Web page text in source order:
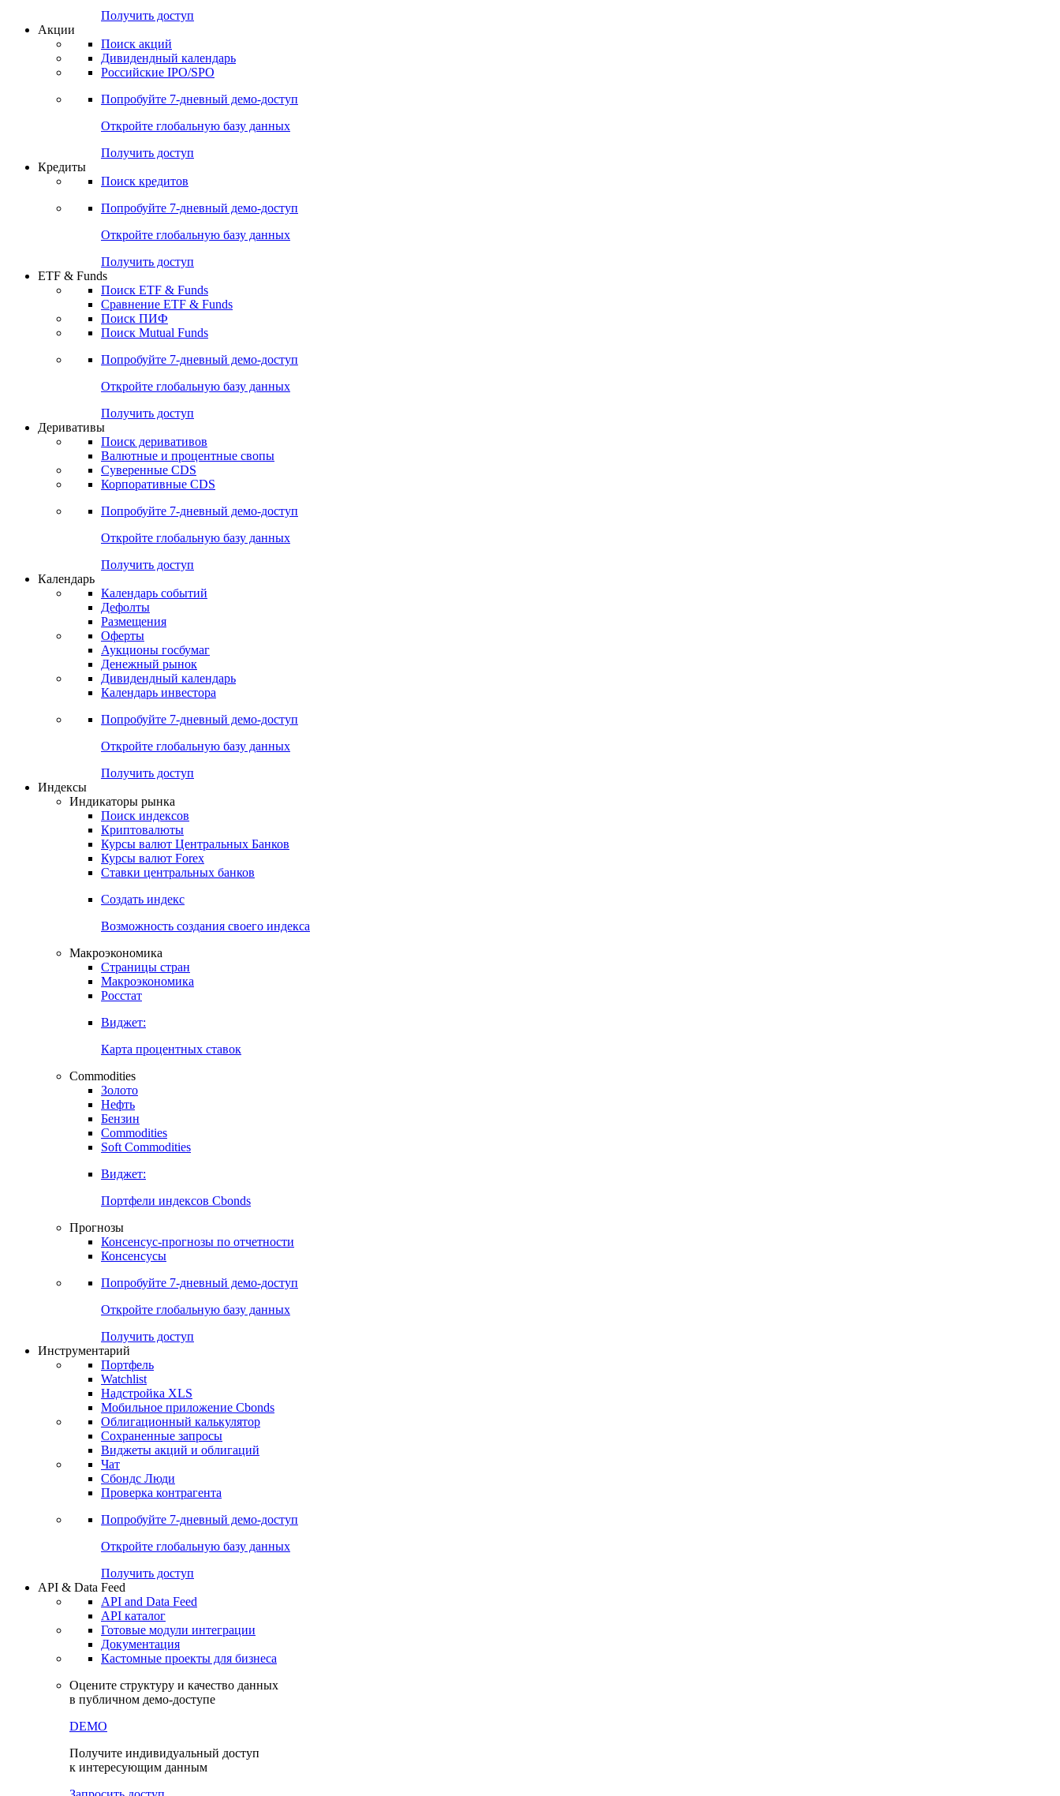
Получить доступ
Акции
Поиск акций
Дивидендный календарь
Российские IPO/SPO
Попробуйте 7-дневный демо-доступ
Откройте глобальную базу данных
Получить доступ
Кредиты
Поиск кредитов
Попробуйте 7-дневный демо-доступ
Откройте глобальную базу данных
Получить доступ
ETF & Funds
Поиск ETF & Funds
Сравнение ETF & Funds
Поиск ПИФ
Поиск Mutual Funds
Попробуйте 7-дневный демо-доступ
Откройте глобальную базу данных
Получить доступ
Деривативы
Поиск деривативов
Валютные и процентные свопы
Суверенные CDS
Корпоративные CDS
Попробуйте 7-дневный демо-доступ
Откройте глобальную базу данных
Получить доступ
Календарь
Календарь событий
Дефолты
Размещения
Оферты
Аукционы госбумаг
Денежный рынок
Дивидендный календарь
Календарь инвестора
Попробуйте 7-дневный демо-доступ
Откройте глобальную базу данных
Получить доступ
Индексы
Индикаторы рынка
Поиск индексов
Криптовалюты
Курсы валют Центральных Банков
Курсы валют Forex
Ставки центральных банков
Создать индекс
Возможность создания своего индекса
Макроэкономика
Страницы стран
Макроэкономика
Росстат
Виджет:
Карта процентных ставок
Commodities
Золото
Нефть
Бензин
Commodities
Soft Commodities
Виджет:
Портфели индексов Cbonds
Прогнозы
Консенсус-прогнозы по отчетности
Консенсусы
Попробуйте 7-дневный демо-доступ
Откройте глобальную базу данных
Получить доступ
Инструментарий
Портфель
Watchlist
Надстройка XLS
Мобильное приложение Cbonds
Облигационный калькулятор
Сохраненные запросы
Виджеты акций и облигаций
Чат
Сбондс Люди
Проверка контрагента
Попробуйте 7-дневный демо-доступ
Откройте глобальную базу данных
Получить доступ
API & Data Feed
API and Data Feed
API каталог
Готовые модули интеграции
Документация
Кастомные проекты для бизнеса
Оцените структуру и качество данных
в публичном демо-доступе
DEMO
Получите индивидуальный доступ
к интересующим данным